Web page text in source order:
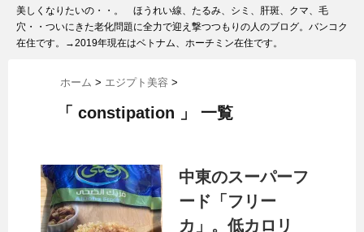
美しくなりたいの・・。 ほうれい線、たるみ、シミ、肝斑、クマ、毛
穴・・ついにきた老化問題に全力で迎え撃つつもりの人のブログ。バンコク
在住です。→2019年現在はベトナム、ホーチミン在住です。
ホーム > エジプト美容 >
「 constipation 」 一覧
中東のスーパーフ
ード「フリー
カ」。低カロリ